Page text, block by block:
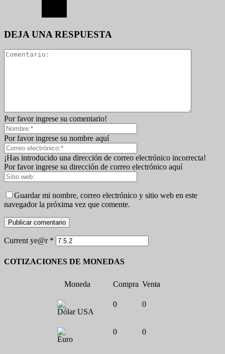
DEJA UNA RESPUESTA
Por favor ingrese su comentario!
Por favor ingrese su nombre aquí
¡Has introducido una dirección de correo electrónico incorrecta!
Por favor ingrese su dirección de correo electrónico aquí
Guardar mi nombre, correo electrónico y sitio web en este
navegador la próxima vez que comente.
Current ye@r *
COTIZACIONES DE MONEDAS
Moneda Compra Venta
Dólar USA
0 0
Euro
0 0